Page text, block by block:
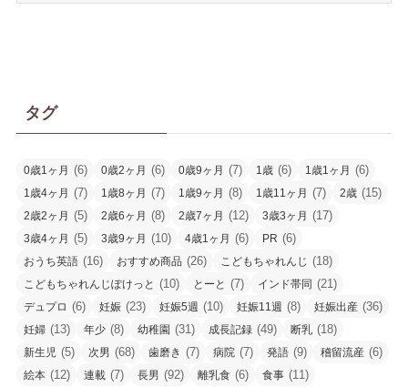
タグ
0歳1ヶ月 (6) 0歳2ヶ月 (6) 0歳9ヶ月 (7) 1歳 (6) 1歳1ヶ月 (6)
1歳4ヶ月 (7) 1歳8ヶ月 (7) 1歳9ヶ月 (8) 1歳11ヶ月 (7) 2歳 (15)
2歳2ヶ月 (5) 2歳6ヶ月 (8) 2歳7ヶ月 (12) 3歳3ヶ月 (17)
3歳4ヶ月 (5) 3歳9ヶ月 (10) 4歳1ヶ月 (6) PR (6)
おうち英語 (16) おすすめ商品 (26) こどもちゃれんじ (18)
こどもちゃれんじぽけっと (10) とーと (7) インド帯同 (21)
デュプロ (6) 妊娠 (23) 妊娠5週 (10) 妊娠11週 (8) 妊娠出産 (36)
妊婦 (13) 年少 (8) 幼稚園 (31) 成長記録 (49) 断乳 (18)
新生児 (5) 次男 (68) 歯磨き (7) 病院 (7) 発語 (9) 稽留流産 (6)
絵本 (12) 連載 (7) 長男 (92) 離乳食 (6) 食事 (11)